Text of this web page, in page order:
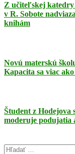
Z učiteľskej katedry
v R. Sobote
knihám
Novú materskú
Kapacita sa viac
Študent z Hodejova
moderuje podujatia
Search